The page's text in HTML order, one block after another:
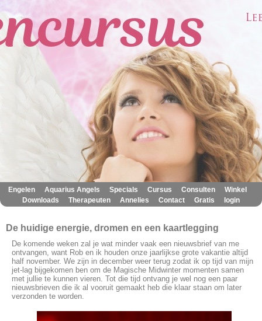
Engelen Aquarius Angels Specials Cursus Consulten Winkel
Downloads Therapeuten Annelies Contact Gratis login
De huidige energie, dromen en een kaartlegging
De komende weken zal je wat minder vaak een nieuwsbrief van me
ontvangen, want Rob en ik houden onze jaarlijkse grote vakantie altijd
half november. We zijn in december weer terug zodat ik op tijd van mijn
jet-lag bijgekomen ben om de Magische Midwinter momenten samen
met jullie te kunnen vieren. Tot die tijd ontvang je wel nog een paar
nieuwsbrieven die ik al vooruit gemaakt heb die klaar staan om later
verzonden te worden.